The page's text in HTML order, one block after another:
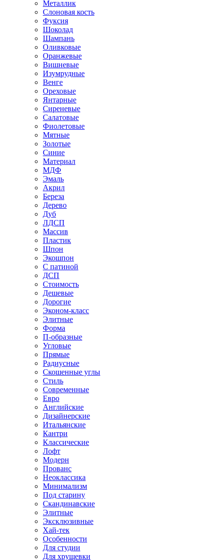
Металлик
Слоновая кость
Фуксия
Шоколад
Шампань
Оливковые
Оранжевые
Вишневые
Изумрудные
Венге
Ореховые
Янтарные
Сиреневые
Салатовые
Фиолетовые
Мятные
Золотые
Синие
Материал
МДФ
Эмаль
Акрил
Береза
Дерево
Дуб
ЛДСП
Массив
Пластик
Шпон
Экошпон
С патиной
ДСП
Стоимость
Дешевые
Дорогие
Эконом-класс
Элитные
Форма
П-образные
Угловые
Прямые
Радиусные
Скошенные углы
Стиль
Современные
Евро
Английские
Дизайнерские
Итальянские
Кантри
Классические
Лофт
Модерн
Прованс
Неоклассика
Минимализм
Под старину
Скандинавские
Элитные
Эксклюзивные
Хай-тек
Особенности
Для студии
Для хрущевки